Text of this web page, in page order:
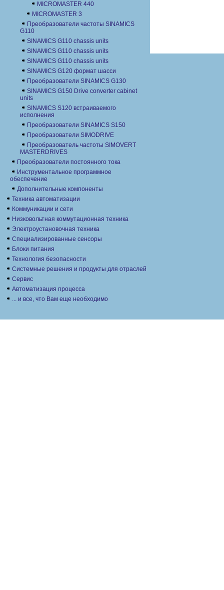
MICROMASTER 440
MICROMASTER 3
Преобразователи частоты SINAMICS
G110
SINAMICS G110 chassis units
SINAMICS G110 chassis units
SINAMICS G110 chassis units
SINAMICS G120 формат шасси
Преобразователи SINAMICS G130
SINAMICS G150 Drive converter cabinet
units
SINAMICS S120 встраиваемого
исполнения
Преобразователи SINAMICS S150
Преобразователи SIMODRIVE
Преобразователь частоты SIMOVERT
MASTERDRIVES
Преобразователи постоянного тока
Инструментальное программное
обеспечение
Дополнительные компоненты
Техника автоматизации
Коммуникации и сети
Низковольтная коммутационная техника
Электроустановочная техника
Специализированные сенсоры
Блоки питания
Технология безопасности
Системные решения и продукты для отраслей
Сервис
Автоматизация процесса
... и все, что Вам еще необходимо